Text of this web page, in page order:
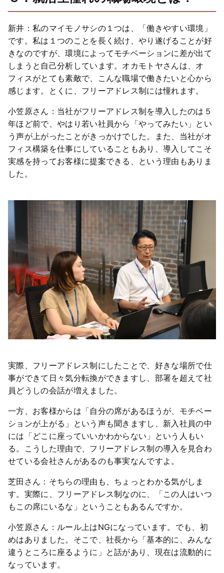
新井：私のマイモノサシの１つは、「働きやすい環境」
です。私は１つのことを長く続け、やり遂げることが好
きなのですが、環境によってモチベーションに差が出て
しまうと自己分析しています。オカモトヤさんは、オ
フィスがとても素敵で、こんな職場で働きたいと心から
感じます。とくに、フリーアドレス制には憧れます。
小笠原さん：当社がフリーアドレス制を導入したのは５
年ほど前で、やはり若い社員から「やってみたい」とい
う声が上がったことがきっかけでした。また、当社がオ
フィス構築を仕事にしていることもあり、導入してこそ
実感を持ってお客様に提案できる、という理由もありま
した。
実際、フリーアドレス制にしたことで、好きな場所で仕
事ができて日々気分転換ができますし、部署を超えて社
員どうしの会話が増えました。
一方、お客様からは「自分の席があるほうが、モチベー
ションが上がる」という声も聞きますし、新入社員の中
には「どこに座っていいかわからない」という人もい
る。こうした理由で、フリーアドレス制の導入を見合わ
せている会社さんがあるのも事実なんですよ。
芝田さん：そちらの理由も、ちょっとわかる気がしま
す。実際に、フリーアドレス制なのに、「この人はいつ
もこの席にいるな」ということもあるんですか。
小笠原さん：ルール上はNGになっています。でも、初
めはありました。そこで、社長から「基本的に、みんな
違うところに座るように」と話があり、現在は流動的に
なっています。